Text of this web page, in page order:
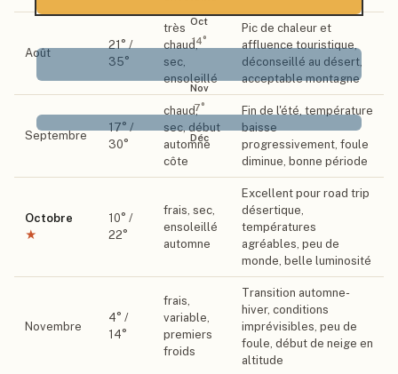
Oct
14°
Nov
7°
Déc
Août
21° /
35°
très
chaud,
sec,
ensoleillé
Pic de chaleur et
affluence touristique,
déconseillé au désert,
acceptable montagne
Septembre
17° /
30°
chaud,
sec, début
automne
côte
Fin de l'été, température
baisse
progressivement, foule
diminue, bonne période
Octobre
★
10° /
22°
frais, sec,
ensoleillé
automne
Excellent pour road trip
désertique,
températures
agréables, peu de
monde, belle luminosité
Novembre
4° /
14°
frais,
variable,
premiers
froids
Transition automne-
hiver, conditions
imprévisibles, peu de
foule, début de neige en
altitude